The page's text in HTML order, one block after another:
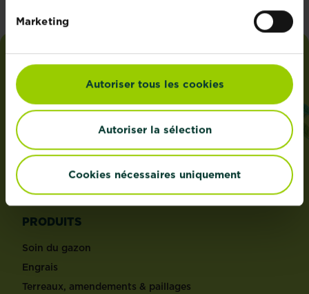
Marketing
Autoriser tous les cookies
Autoriser la sélection
Cookies nécessaires uniquement
mygarden
ADRESSE
Evergreen Garden Care Belgium bvba sprl,
Dieptestraat 2 boîte 11, 9160 Lokeren, Belgique.
est une marque déposée et utilisée sous
PRODUITS
Soin du gazon
Engrais
Terreaux, amendements & paillages